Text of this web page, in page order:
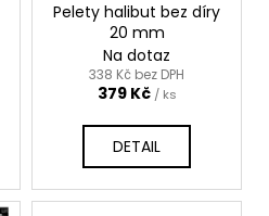
Pelety halibut bez díry
20 mm
Na dotaz
338 Kč bez DPH
379 Kč / ks
DETAIL